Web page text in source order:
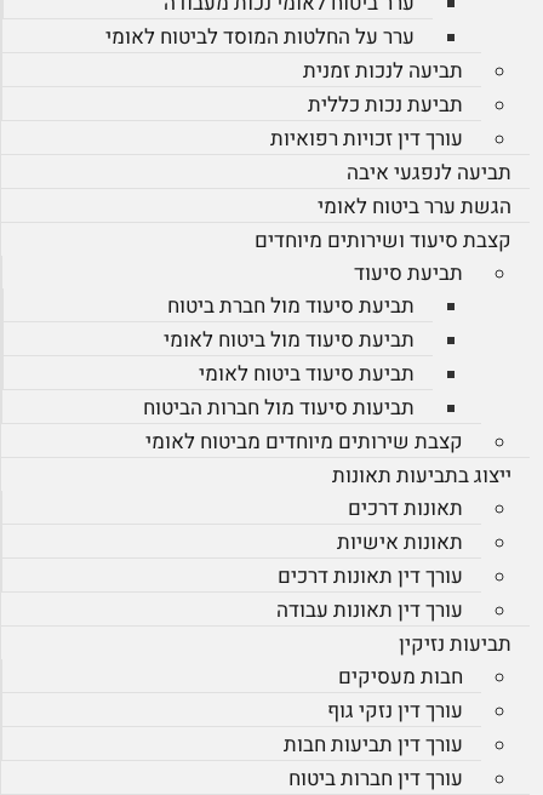
ערר על החלטות המוסד לביטוח לאומי
תביעה לנכות זמנית
תביעת נכות כללית
עורך דין זכויות רפואיות
תביעה לנפגעי איבה
הגשת ערר ביטוח לאומי
קצבת סיעוד ושירותים מיוחדים
תביעת סיעוד
תביעת סיעוד מול חברת ביטוח
תביעת סיעוד מול ביטוח לאומי
תביעת סיעוד ביטוח לאומי
תביעות סיעוד מול חברות הביטוח
קצבת שירותים מיוחדים מביטוח לאומי
ייצוג בתביעות תאונות
תאונות דרכים
תאונות אישיות
עורך דין תאונות דרכים
עורך דין תאונות עבודה
תביעות נזיקין
חבות מעסיקים
עורך דין נזקי גוף
עורך דין תביעות חבות
עורך דין חברות ביטוח